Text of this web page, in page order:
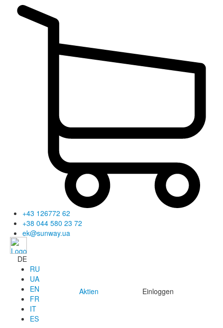
+43 126772 62
+38 044 580 23 72
ek@sunway.ua
DE
RU
UA
EN
FR
IT
ES
Aktien Einloggen